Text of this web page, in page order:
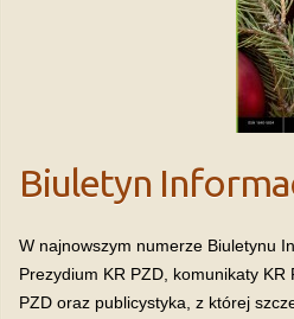
Biuletyn
W najnowszym numerze Biuletynu
Prezydium KR PZD, komunikaty
PZD oraz publicystyka, z której